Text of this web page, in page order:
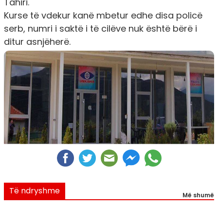
Kurse të vdekur kanë mbetur edhe disa policë
serb, numri i saktë i të cilëve nuk është bërë i
ditur asnjëherë.
Të ndryshme Më shumë